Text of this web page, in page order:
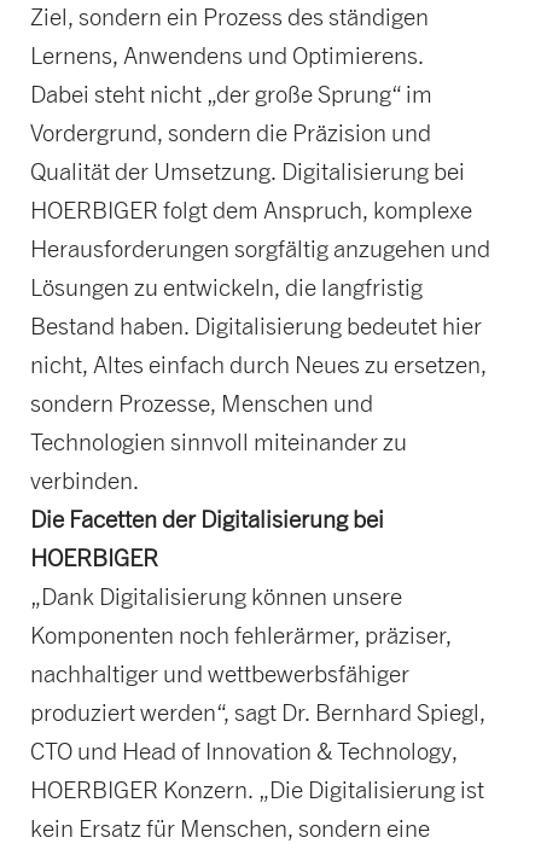
Ziel, sondern ein Prozess des ständigen
Lernens, Anwendens und Optimierens.
Dabei steht nicht „der große Sprung“ im
Vordergrund, sondern die Präzision und
Qualität der Umsetzung. Digitalisierung bei
HOERBIGER folgt dem Anspruch, komplexe
Herausforderungen sorgfältig anzugehen und
Lösungen zu entwickeln, die langfristig
Bestand haben. Digitalisierung bedeutet hier
nicht, Altes einfach durch Neues zu ersetzen,
sondern Prozesse, Menschen und
Technologien sinnvoll miteinander zu
verbinden.
Die Facetten der Digitalisierung bei
HOERBIGER
„Dank Digitalisierung können unsere
Komponenten noch fehlerärmer, präziser,
nachhaltiger und wettbewerbsfähiger
produziert werden“, sagt Dr. Bernhard Spiegl,
CTO und Head of Innovation & Technology,
HOERBIGER Konzern. „Die Digitalisierung ist
kein Ersatz für Menschen, sondern eine